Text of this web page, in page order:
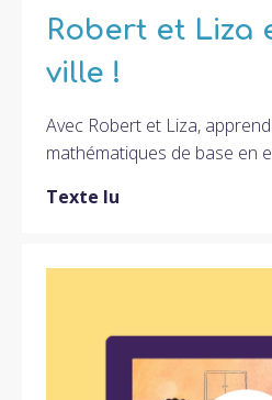
Robert et Liza
ville !
Avec Robert et Liza,
mathématiques de base en
Texte lu